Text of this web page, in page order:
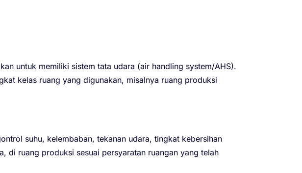
untuk memiliki sistem tata udara (air handling system/AHS).
kelas ruang yang digunakan, misalnya ruang produksi
suhu, kelembaban, tekanan udara, tingkat kebersihan
di ruang produksi sesuai persyaratan ruangan yang telah